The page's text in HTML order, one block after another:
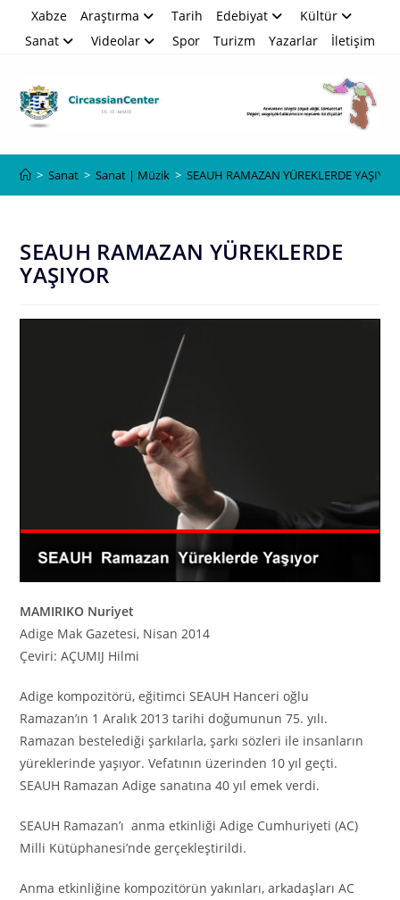
Xabze Araştırma Tarih Edebiyat
Kültür
Sanat
Videolar Spor Turizm Yazarlar İletişim
> Sanat > Sanat | Müzik > SEAUH RAMAZAN YÜREKLERDE YAŞIYOR
SEAUH RAMAZAN YÜREKLERDE
YAŞIYOR
MAMIRIKO Nuriyet
Adige Mak Gazetesi, Nisan 2014
Çeviri: AÇUMIJ Hilmi
Adige kompozitörü, eğitimci SEAUH Hanceri oğlu
Ramazan’ın 1 Aralık 2013 tarihi doğumunun 75. yılı.
Ramazan bestelediği şarkılarla, şarkı sözleri ile insanların
yüreklerinde yaşıyor. Vefatının üzerinden 10 yıl geçti.
SEAUH Ramazan Adige sanatına 40 yıl emek verdi.
SEAUH Ramazan’ı anma etkinliği Adige Cumhuriyeti (AC)
Milli Kütüphanesi’nde gerçekleştirildi.
Anma etkinliğine kompozitörün yakınları, arkadaşları AC